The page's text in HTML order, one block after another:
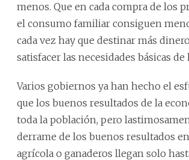
menos. Que en cada compra de los
el consumo familiar consiguen
cada vez hay que destinar más
satisfacer las necesidades básicas de
Varios gobiernos ya han hecho el
que los buenos resultados de la
toda la población, pero
derrame de los buenos resultados
agrícola o ganaderos llegan solo